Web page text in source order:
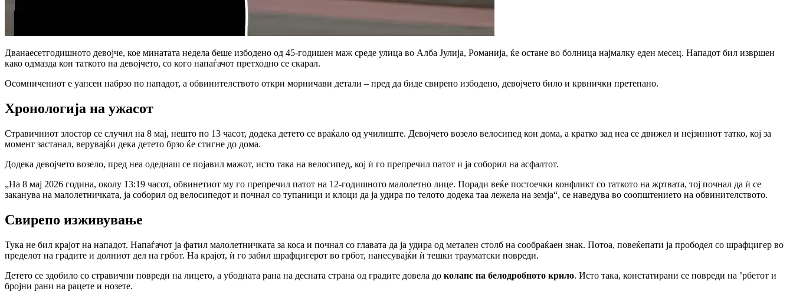
Дванаесетгодишното девојче, кое минатата недела беше избодено од 45-годишен маж среде улица во Алба Јулија, Романија, ќе остане во болница најмалку еден месец. Нападот бил извршен
како одмазда кон таткото на девојчето, со кого напаѓачот претходно се скарал.
Осомничениот е уапсен набрзо по нападот, а обвинителството откри морничави детали – пред да биде свирепо избодено, девојчето било и крвнички претепано.
Хронологија на ужасот
Стравичниот злостор се случил на 8 мај, нешто по 13 часот, додека детето се враќало од училиште. Девојчето возело велосипед кон дома, а кратко зад неа се движел и нејзиниот татко, кој за
момент застанал, верувајќи дека детето брзо ќе стигне до дома.
Додека девојчето возело, пред неа одеднаш се појавил мажот, исто така на велосипед, кој ѝ го препречил патот и ја соборил на асфалтот.
„На 8 мај 2026 година, околу 13:19 часот, обвинетиот му го препречил патот на 12-годишното малолетно лице. Поради веќе постоечки конфликт со таткото на жртвата, тој почнал да ѝ се
заканува на малолетничката, ја соборил од велосипедот и почнал со тупаници и клоци да ја удира по телото додека таа лежела на земја“, се наведува во соопштението на обвинителството.
Свирепо изживување
Тука не бил крајот на нападот. Напаѓачот ја фатил малолетничката за коса и почнал со главата да ја удира од метален столб на сообраќаен знак. Потоа, повеќепати ја прободел со шрафцигер во
пределот на градите и долниот дел на грбот. На крајот, ѝ го забил шрафцигерот во грбот, нанесувајќи ѝ тешки трауматски повреди.
Детето се здобило со стравични повреди на лицето, а убодната рана на десната страна од градите довела до колапс на белодробното крило. Исто така, констатирани се повреди на ’рбетот и
бројни рани на рацете и нозете.